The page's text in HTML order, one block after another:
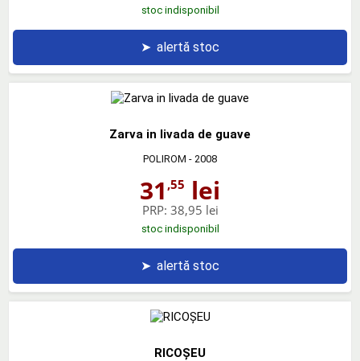
stoc indisponibil
➤ alertă stoc
Zarva in livada de guave
POLIROM - 2008
31 ,55 lei
PRP: 38,95 lei
stoc indisponibil
➤ alertă stoc
RICOŞEU